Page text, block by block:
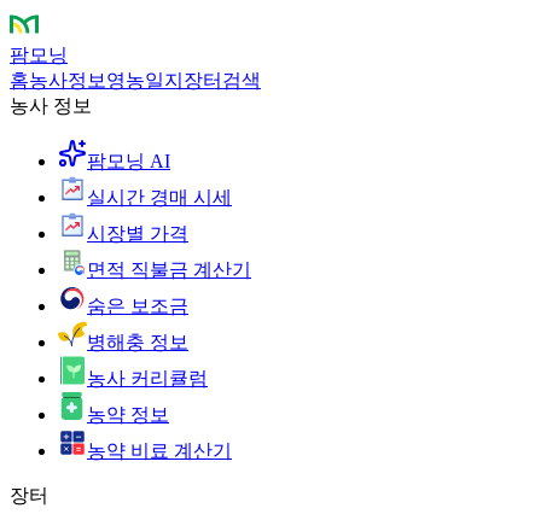
팜모닝
홈농사정보 영농일지 장터 검색
농사 정보
팜모닝 AI
실시간 경매 시세
시장별 가격
면적 직불금 계산기
숨은 보조금
병해충 정보
농사 커리큘럼
농약 정보
농약 비료 계산기
장터